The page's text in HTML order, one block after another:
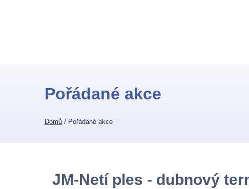
Pořádané akce
Domů / Pořádané akce
JM-Netí ples - dubnový